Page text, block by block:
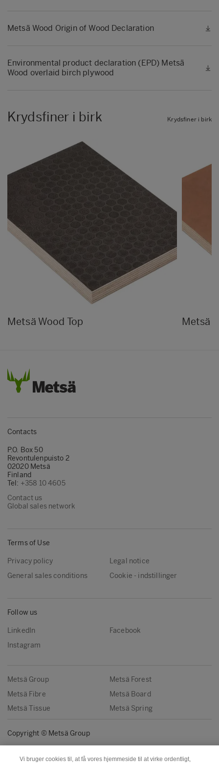
Metsä Wood Origin of Wood Declaration
Environmental product declaration (EPD) Metsä
Wood overlaid birch plywood
Krydsfiner i birk Krydsfiner i birk
Metsä Wood Top Metsä
Contacts
P.O. Box 50
Revontulenpuisto 2
02020 Metsä
Finland
Tel: +358 10 4605
Contact us
Global sales network
Terms of Use
Privacy policy
Legal notice
General sales conditions
Cookie - indstillinger
Follow us
LinkedIn
Facebook
Instagram
Metsä Group
Metsä Forest
Metsä Fibre
Metsä Board
Metsä Tissue
Metsä Spring
Copyright © Metsä Group
Vi bruger cookies til, at få vores hjemmeside til at virke ordentligt,